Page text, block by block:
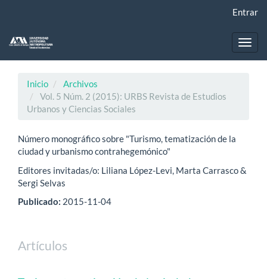
principal
Entrar
Inicio
Archivos
Vol. 5 Núm. 2 (2015): URBS Revista de Estudios
Urbanos y Ciencias Sociales
Número monográfico sobre "Turismo, tematización de la
ciudad y urbanismo contrahegemónico"
Editores invitadas/o: Liliana López-Levi, Marta Carrasco &
Sergi Selvas
Publicado: 2015-11-04
Artículos